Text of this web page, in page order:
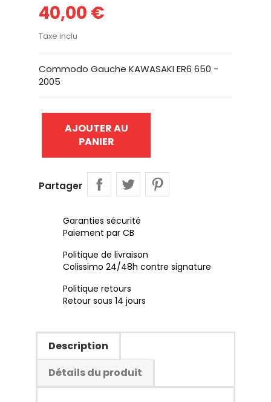
40,00 €
Taxe inclu
Commodo Gauche KAWASAKI ER6 650 -
2005
AJOUTER AU
PANIER
Partager
Garanties sécurité
Paiement par CB
Politique de livraison
Colissimo 24/48h contre signature
Politique retours
Retour sous 14 jours
Description
Détails du produit